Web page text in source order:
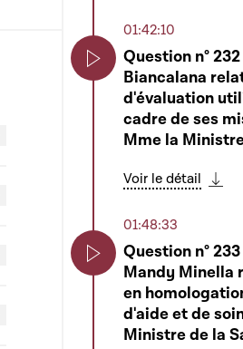
Palestine
Voir le détail
01:21:31
Dépôt d'une
Voir le détail
Heure de
Voir le détail
Play
01:42:10
Question n°
Biancalana
d'évaluation
cadre de ses
Mme la
Voir le détail
Play
01:48:33
Question n°
Mandy Minella
en
d'aide et de
Ministre de la
Play